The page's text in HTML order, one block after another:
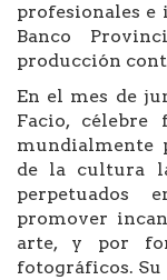
profesionales e
Banco
producción
En el mes de
Facio, célebre
mundialmente
de la cultura
perpetuados
promover
arte, y por
fotográficos. Su